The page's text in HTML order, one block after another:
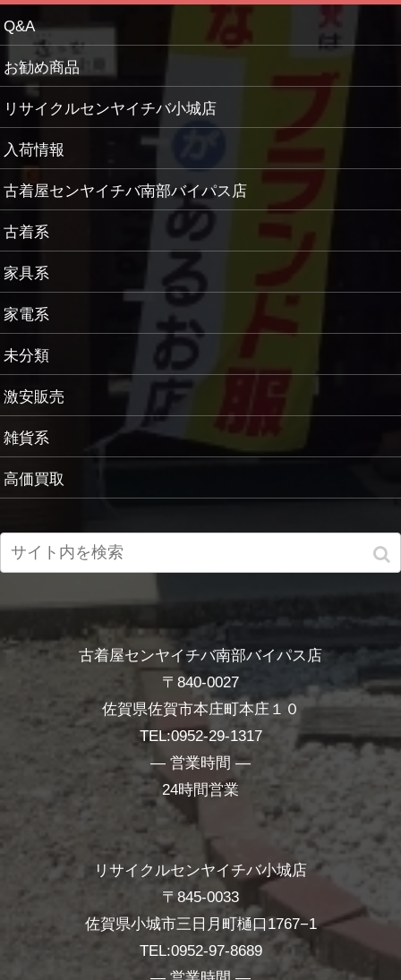
Q&A
お勧め商品
リサイクルセンヤイチバ小城店
入荷情報
古着屋センヤイチバ南部バイパス店
古着系
家具系
家電系
未分類
激安販売
雑貨系
高価買取
古着屋センヤイチバ南部バイパス店
〒840-0027
佐賀県佐賀市本庄町本庄１０
TEL:0952-29-1317
― 営業時間 ―
24時間営業
リサイクルセンヤイチバ小城店
〒845-0033
佐賀県小城市三日月町樋口1767−1
TEL:0952-97-8689